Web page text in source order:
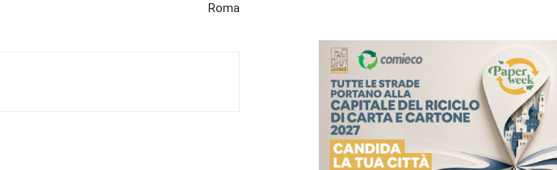
Roma